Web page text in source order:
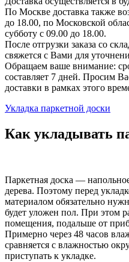
По Москве доставка также
до 18.00, по Московской
субботу с 09.00 до 18.00.
После отгрузки заказа со
свяжется с Вами для
Обращаем ваше внимание:
составляет 7 дней. Просим
доставки в рамках этого
Укладка паркетной доски
Как укладывать
Паркетная доска —
дерева. Поэтому перед
материалом обязательно
будет уложен пол. При этом
помещения, подальше от
Примерно через 48 часов
сравняется с влажностью
приступать к укладке.